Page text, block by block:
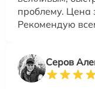
проблему. Цена
Рекомендую
Серов